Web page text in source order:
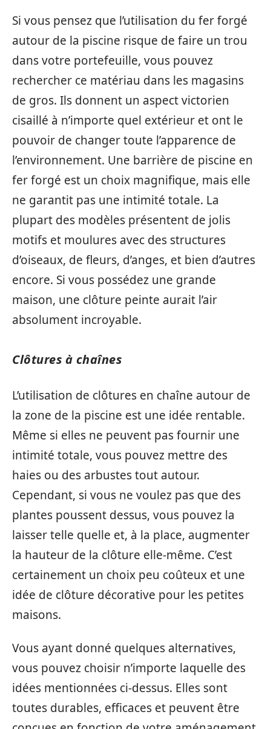
Si vous pensez que l’utilisation du fer forgé
autour de la piscine risque de faire un trou
dans votre portefeuille, vous pouvez
rechercher ce matériau dans les magasins
de gros. Ils donnent un aspect victorien
cisaillé à n’importe quel extérieur et ont le
pouvoir de changer toute l’apparence de
l’environnement. Une barrière de piscine en
fer forgé est un choix magnifique, mais elle
ne garantit pas une intimité totale. La
plupart des modèles présentent de jolis
motifs et moulures avec des structures
d’oiseaux, de fleurs, d’anges, et bien d’autres
encore. Si vous possédez une grande
maison, une clôture peinte aurait l’air
absolument incroyable.
Clôtures à chaînes
L’utilisation de clôtures en chaîne autour de
la zone de la piscine est une idée rentable.
Même si elles ne peuvent pas fournir une
intimité totale, vous pouvez mettre des
haies ou des arbustes tout autour.
Cependant, si vous ne voulez pas que des
plantes poussent dessus, vous pouvez la
laisser telle quelle et, à la place, augmenter
la hauteur de la clôture elle-même. C’est
certainement un choix peu coûteux et une
idée de clôture décorative pour les petites
maisons.
Vous ayant donné quelques alternatives,
vous pouvez choisir n’importe laquelle des
idées mentionnées ci-dessus. Elles sont
toutes durables, efficaces et peuvent être